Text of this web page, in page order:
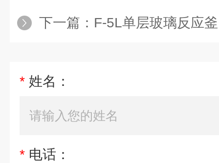
下一篇： F-5L单层玻璃反应
* 姓名：
* 电话：